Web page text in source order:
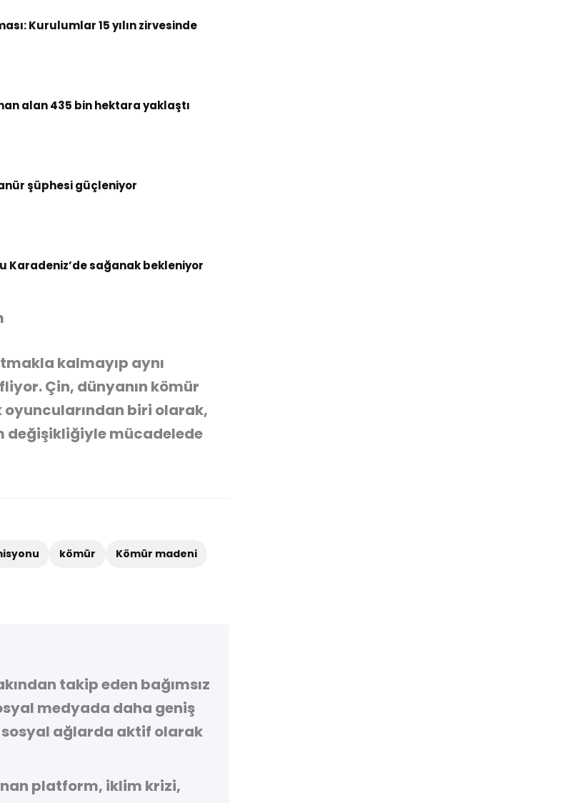
Kurulumlar 15 yılın zirvesinde
alan 435 bin hektara yaklaştı
şüphesi güçleniyor
Karadeniz’de sağanak bekleniyor
kalmayıp aynı
Çin, dünyanın kömür
biri olarak,
değişikliğiyle mücadelede
kömür
Kömür madeni
takip eden bağımsız
medyada daha geniş
ağlarda aktif olarak
platform, iklim krizi,